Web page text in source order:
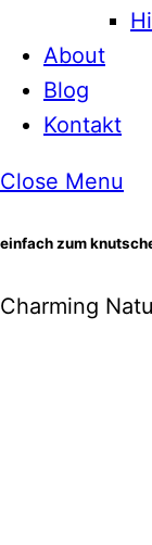
About
Blog
Kontakt
Close Menu
einfach zum
Charming